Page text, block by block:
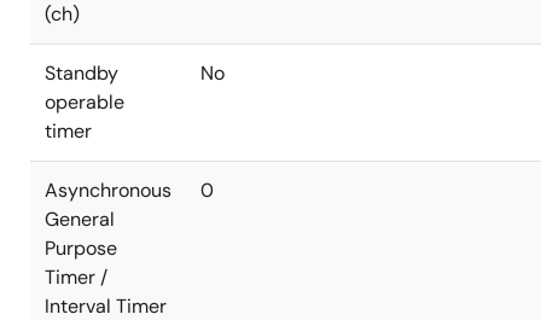
(ch)
Standby
operable
timer
No
Asynchronous
General
Purpose
Timer /
Interval Timer
0